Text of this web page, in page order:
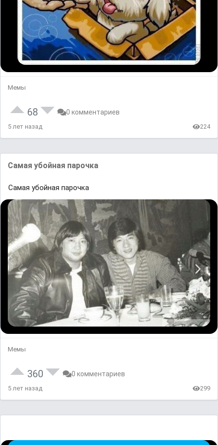
Мемы
68 0 комментариев
5 лет назад 224
Самая убойная парочка
Самая убойная парочка
Мемы
360 0 комментариев
5 лет назад 299